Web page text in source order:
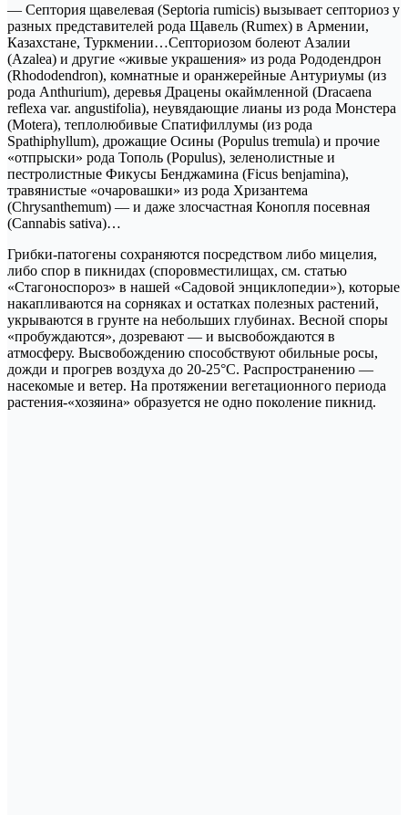
— Септория щавелевая (Septoria rumicis) вызывает септориоз у
разных представителей рода Щавель (Rumex) в Армении,
Казахстане, Туркмении…Септориозом болеют Азалии
(Azalea) и другие «живые украшения» из рода Рододендрон
(Rhododendron), комнатные и оранжерейные Антуриумы (из
рода Anthurium), деревья Драцены окаймленной (Dracaena
reflexa var. angustifolia), неувядающие лианы из рода Монстера
(Motera), теплолюбивые Спатифиллумы (из рода
Spathiphyllum), дрожащие Осины (Populus tremula) и прочие
«отпрыски» рода Тополь (Populus), зеленолистные и
пестролистные Фикусы Бенджамина (Ficus benjamina),
травянистые «очаровашки» из рода Хризантема
(Chrysanthemum) — и даже злосчастная Конопля посевная
(Cannabis sativa)…
Грибки-патогены сохраняются посредством либо мицелия,
либо спор в пикнидах (споровместилищах, см. статью
«Стагоноспороз» в нашей «Садовой энциклопедии»), которые
накапливаются на сорняках и остатках полезных растений,
укрываются в грунте на небольших глубинах. Весной споры
«пробуждаются», дозревают — и высвобождаются в
атмосферу. Высвобождению способствуют обильные росы,
дожди и прогрев воздуха до 20-25°C. Распространению —
насекомые и ветер. На протяжении вегетационного периода
растения-«хозяина» образуется не одно поколение пикнид.